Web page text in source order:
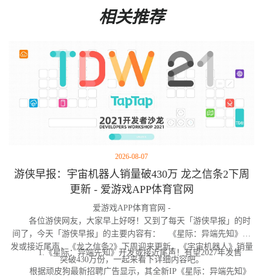
相关推荐
2026-08-07
游侠早报：宇宙机器人销量破430万 龙之信条2下周
更新 - 爱游戏APP体育官网
爱游戏APP体育官网 -
各位游侠网友，大家早上好呀！又到了每天「游侠早报」的时
间了，今天「游侠早报」的主要内容有： 《星际：异端先知》开
发或接近尾声，《龙之信条2》下周迎来更新，《宇宙机器人》销量
突破430万份，一起来看下详细内容吧。
1.《星际：异端先知》开发或接近尾声！有望2027年发售
根据顽皮狗最新招聘广告显示，其全新IP《星际：异端先知》